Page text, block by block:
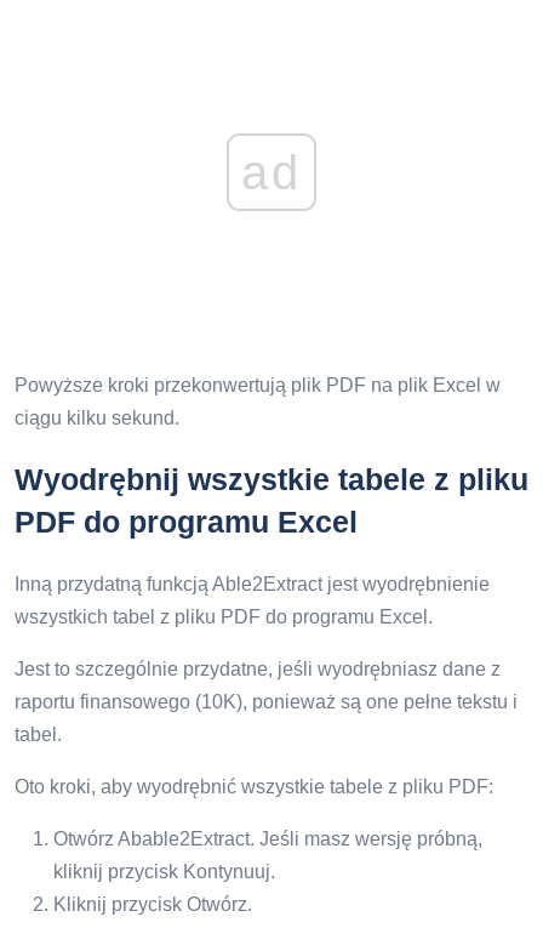
ad
Powyższe kroki przekonwertują plik PDF na plik Excel w
ciągu kilku sekund.
Wyodrębnij wszystkie tabele z pliku
PDF do programu Excel
Inną przydatną funkcją Able2Extract jest wyodrębnienie
wszystkich tabel z pliku PDF do programu Excel.
Jest to szczególnie przydatne, jeśli wyodrębniasz dane z
raportu finansowego (10K), ponieważ są one pełne tekstu i
tabel.
Oto kroki, aby wyodrębnić wszystkie tabele z pliku PDF:
Otwórz Abable2Extract. Jeśli masz wersję próbną,
kliknij przycisk Kontynuuj.
Kliknij przycisk Otwórz.